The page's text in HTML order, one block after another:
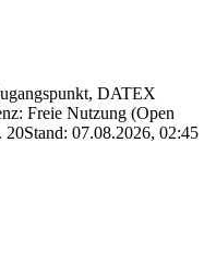
DATEX
Freie Nutzung (Open
20Stand: 07.08.2026, 02:45